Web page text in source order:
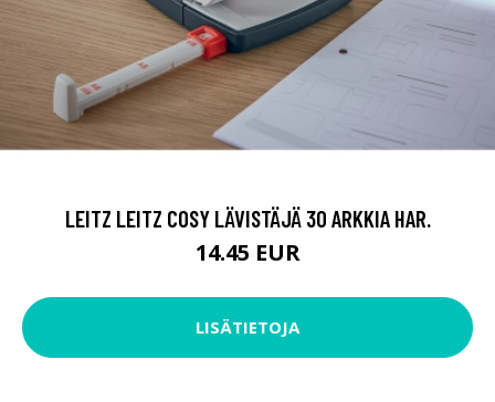
LEITZ LEITZ COSY LÄVISTÄJÄ 30 ARKKIA HAR.
14.45 EUR
LISÄTIETOJA